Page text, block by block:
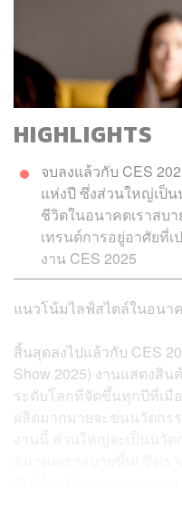
HIGHLIGHTS
จบลงแล้วกับ CES
แห่งปี ซึ่งส่วนใหญ่เป็
ชีวิตในอนาคตเราสบ
เทรนด์การอยู่อาศัยที่
งาน CES 2025
แนวโน้มไลฟ์สไตล์ในอนา
สิ้นสุดลงไปแล้วกับ CES
Show 2025) งานแสดงสิ
ระดับโลกที่จัดขึ้นทุกปีที่เมื
ผลิตมากมายจะขนนวัตกร